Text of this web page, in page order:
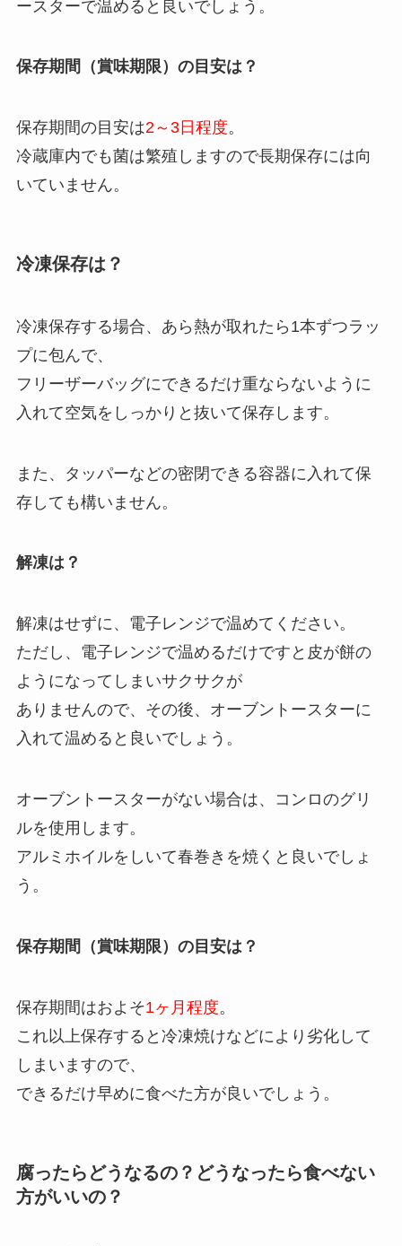
ースターで温めると良いでしょう。
保存期間（賞味期限）の目安は？
保存期間の目安は2～3日程度。
冷蔵庫内でも菌は繁殖しますので長期保存には向
いていません。
冷凍保存は？
冷凍保存する場合、あら熱が取れたら1本ずつラッ
プに包んで、
フリーザーバッグにできるだけ重ならないように
入れて空気をしっかりと抜いて保存します。
また、タッパーなどの密閉できる容器に入れて保
存しても構いません。
解凍は？
解凍はせずに、電子レンジで温めてください。
ただし、電子レンジで温めるだけですと皮が餅の
ようになってしまいサクサクが
ありませんので、その後、オーブントースターに
入れて温めると良いでしょう。
オーブントースターがない場合は、コンロのグリ
ルを使用します。
アルミホイルをしいて春巻きを焼くと良いでしょ
う。
保存期間（賞味期限）の目安は？
保存期間はおよそ1ヶ月程度。
これ以上保存すると冷凍焼けなどにより劣化して
しまいますので、
できるだけ早めに食べた方が良いでしょう。
腐ったらどうなるの？どうなったら食べない
方がいいの？